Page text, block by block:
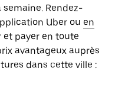
semaine. Rendez-
Uber ou en
et payer en toute
avantageux auprès
dans cette ville :